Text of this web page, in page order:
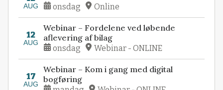
AUG onsdag Online
12
AUG
Webinar – Fordelene ved løbende
aflevering af bilag
onsdag Webinar - ONLINE
17
AUG
Webinar – Kom i gang med digital
bogføring